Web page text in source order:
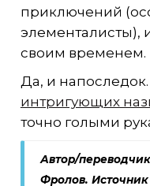
приключений
элементалисты),
своим временем.
Да, и
интригующих
точно голыми
Автор/
Фролов.